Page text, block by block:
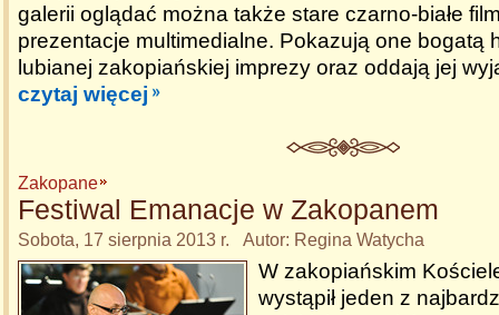
galerii oglądać można także stare czarno-białe
prezentacje multimedialne. Pokazują one bogatą
lubianej zakopiańskiej imprezy oraz oddają jej
czytaj więcej
Zakopane
Festiwal Emanacje w Zakopanem
Sobota, 17 sierpnia 2013 r. Autor: Regina Watycha
W zakopiańskim
wystąpił jeden z